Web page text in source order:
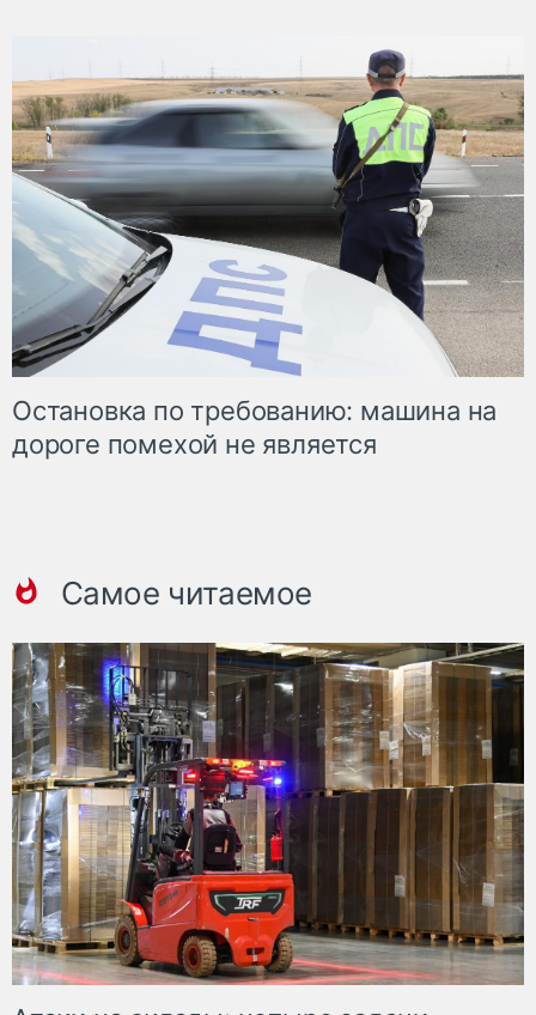
Остановка по требованию: машина на
дороге помехой не является
Самое читаемое